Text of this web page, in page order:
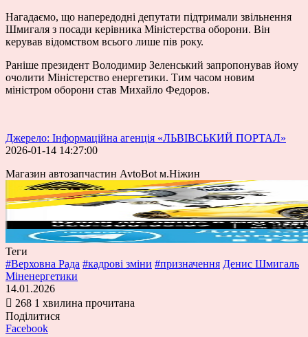
Нагадаємо, що напередодні депутати підтримали звільнення
Шмигаля з посади керівника Міністерства оборони. Він
керував відомством всього лише пів року.
Раніше президент Володимир Зеленський запропонував йому
очолити Міністерство енергетики. Тим часом новим
міністром оборони став Михайло Федоров.
Джерело: Інформаційна агенція «ЛЬВІВСЬКИЙ ПОРТАЛ»
2026-01-14 14:27:00
Магазин автозапчастин AvtoBot м.Ніжин
Теги
#Верховна Рада #кадрові зміни #призначення Денис Шмигаль
Міненергетики
14.01.2026
268 1 хвилина прочитана
Поділитися
Facebook